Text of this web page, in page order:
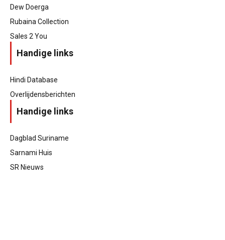
Dew Doerga
Rubaina Collection
Sales 2 You
Handige links
Hindi Database
Overlijdensberichten
Handige links
Dagblad Suriname
Sarnami Huis
SR Nieuws